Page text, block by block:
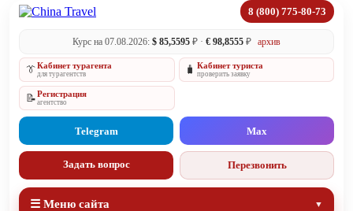
8 (800) 775-80-73
Курс на 07.08.2026: $ 85,5595 ₽ · € 98,8555 ₽ архив
👔Кабинет турагента
для турагентств 🧳 Кабинет туриста
проверить заявку
📝Регистрация
агентство
Telegram Max
Задать вопрос Перезвонить
☰ Меню сайта